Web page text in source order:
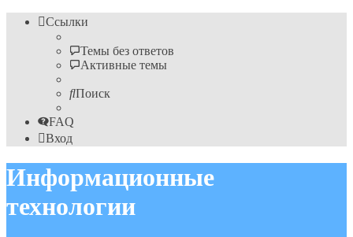
Ссылки
Темы без ответов
Активные темы
Поиск
FAQ
Вход
Информационные
технологии